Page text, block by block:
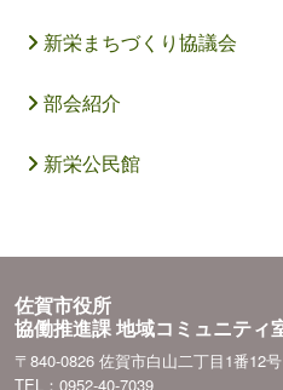
新栄まちづくり協議会
部会紹介
新栄公民館
佐賀市役所
協働推進課 地域コミュニティ
〒840-0826 佐賀市白山二丁目1番12
TEL：0952-40-7039